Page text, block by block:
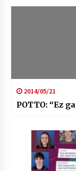
2014/05/21